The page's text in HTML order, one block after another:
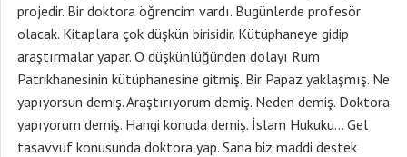
projedir. Bir doktora öğrencim vardı. Bugünlerde profesör
olacak. Kitaplara çok düşkün birisidir. Kütüphaneye gidip
araştırmalar yapar. O düşkünlüğünden dolayı Rum
Patrikhanesinin kütüphanesine gitmiş. Bir Papaz yaklaşmış. Ne
yapıyorsun demiş. Araştırıyorum demiş. Neden demiş. Doktora
yapıyorum demiş. Hangi konuda demiş. İslam Hukuku… Gel
tasavvuf konusunda doktora yap. Sana biz maddi destek